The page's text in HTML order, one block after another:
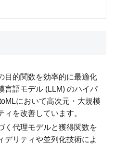
目的関数を効率的に最適化
言語モデル (LLM) のハイパ
において高次元・大規模
ィを改善しています。
く代理モデルと獲得関数を
デリティや並列化技術によ